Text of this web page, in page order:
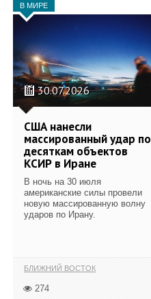
В МИРЕ
30.07.2026
США нанесли
массированный удар по
десяткам объектов
КСИР в Иране
В ночь на 30 июля
американские силы провели
новую массированную волну
ударов по Ирану.
БЛИЖНИЙ ВОСТОК
274